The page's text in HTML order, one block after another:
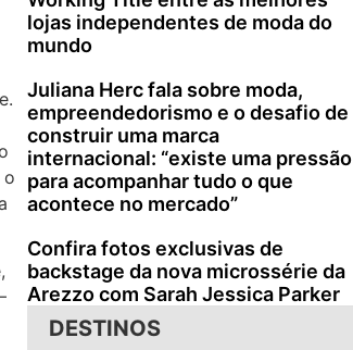
o
lojas independentes de moda do
mundo
Juliana Herc fala sobre moda,
empreendedorismo e o desafio de
construir uma marca
internacional: “existe uma pressão
para acompanhar tudo o que
acontece no mercado”
Confira fotos exclusivas de
backstage da nova microssérie da
Arezzo com Sarah Jessica Parker
DESTINOS